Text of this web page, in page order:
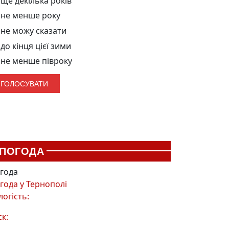
не менше року
не можу сказати
до кінця цієї зими
не менше півроку
ПОГОДА
уТернополі